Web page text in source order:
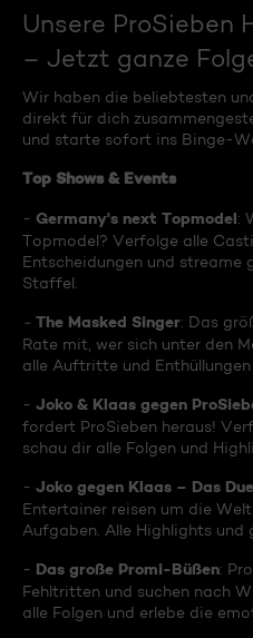
Unsere ProSieben
– Jetzt ganze
Wir haben die beliebtesten
direkt für dich
und starte sofort ins Binge-
Top Shows & Events
- Germany's next Topmodel:
Topmodel? Verfolge alle
Entscheidungen und streame
Staffel.
- The Masked Singer: Das
Rate mit, wer sich unter den
alle Auftritte und Enthüllungen
- Joko & Klaas gegen
fordert ProSieben heraus!
schau dir alle Folgen und
- Joko gegen Klaas – Das
Entertainer reisen um die
Aufgaben. Alle Highlights und
- Das große Promi-Büßen:
Fehltritten und suchen nach
alle Folgen und erlebe die